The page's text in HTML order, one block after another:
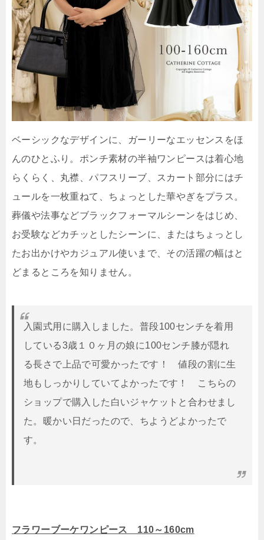
ベーシックなデザインに、ガーリーなエッセンスをほ
んのひとふり。ポンチ素材の半袖ワンピースは着心地
らくらく、丸襟、パフスリーブ、スカート部分にはチ
ュールを一枚重ねて、ちょっとした華やぎをプラス。
葬儀や法事などブラックフォーマルシーンをはじめ、
お受験などカチッとしたシーンに、またはちょっとし
たお出かけやカジュアル使いまで、その活躍の幅はと
どまるところを知りません。
入園式用に購入しました。普段100センチを着用
している3歳１０ヶ月の娘に100センチ膝が隠れ
る長さで上品で可愛かったです！ 値段の割に生
地もしっかりしていてよかったです！ こちらの
ショップで購入した白いジャケットと合わせまし
た。暖かい日だったので、ちようどよかったで
す。
フラワーブーケワンピース 110～160cm